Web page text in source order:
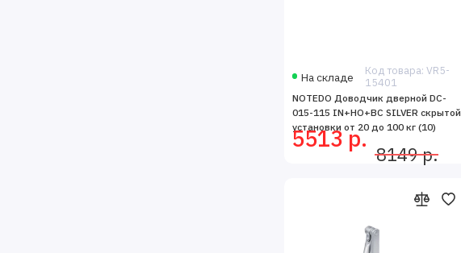
На складе
Код товара: VR5-
15401
NOTEDO Доводчик дверной DC-
015-115 IN+HO+BC SILVER скрытой
установки от 20 до 100 кг (10)
5513 р.
8149 р.